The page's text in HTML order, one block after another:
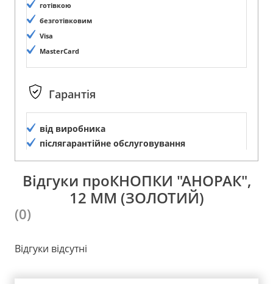
готівкою
безготівковим
Visa
MasterCard
Гарантія
від виробника
післягарантійне обслуговування
Відгуки проКНОПКИ "АНОРАК",
12 ММ (ЗОЛОТИЙ)
(0)
Відгуки відсутні